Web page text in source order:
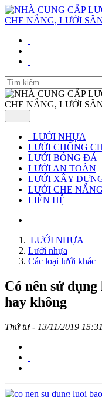
LƯỚI NHỰA
LƯỚI CHỐNG
LƯỚI BÓNG ĐÁ
LƯỚI AN TOÀN
LƯỚI XÂY
LƯỚI CHE NẮNG
LIÊN HỆ
LƯỚI NHỰA
Lưới nhựa
Các loại lưới khác
Có nên sử
hay không
Thứ tư - 13/11/2019 15:31